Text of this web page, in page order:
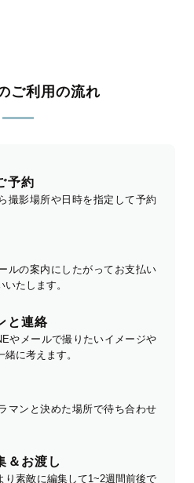
ご利用の流れ
予約
撮影場所や日時を指定して予約
ルの案内にしたがってお支払い
たします。
と連絡
やメールで撮りたいイメージや
に考えます。
マンと決めた場所で待ち合わせ
＆お渡し
り素敵に編集して1~2週間前後で